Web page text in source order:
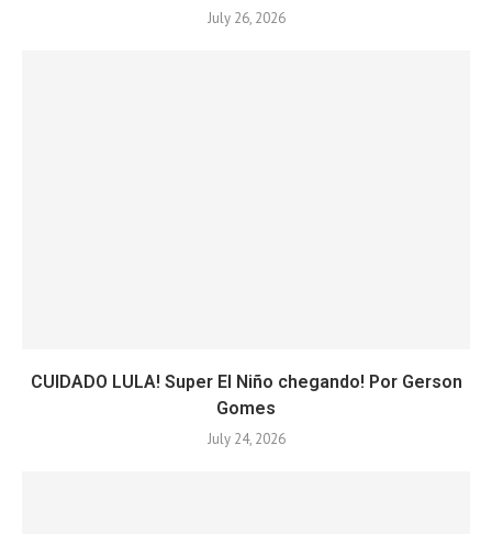
July 26, 2026
CUIDADO LULA! Super El Niño chegando! Por Gerson
Gomes
July 24, 2026